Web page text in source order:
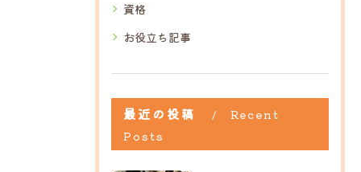
資格
お役立ち記事
最近の投稿
Recent
Posts